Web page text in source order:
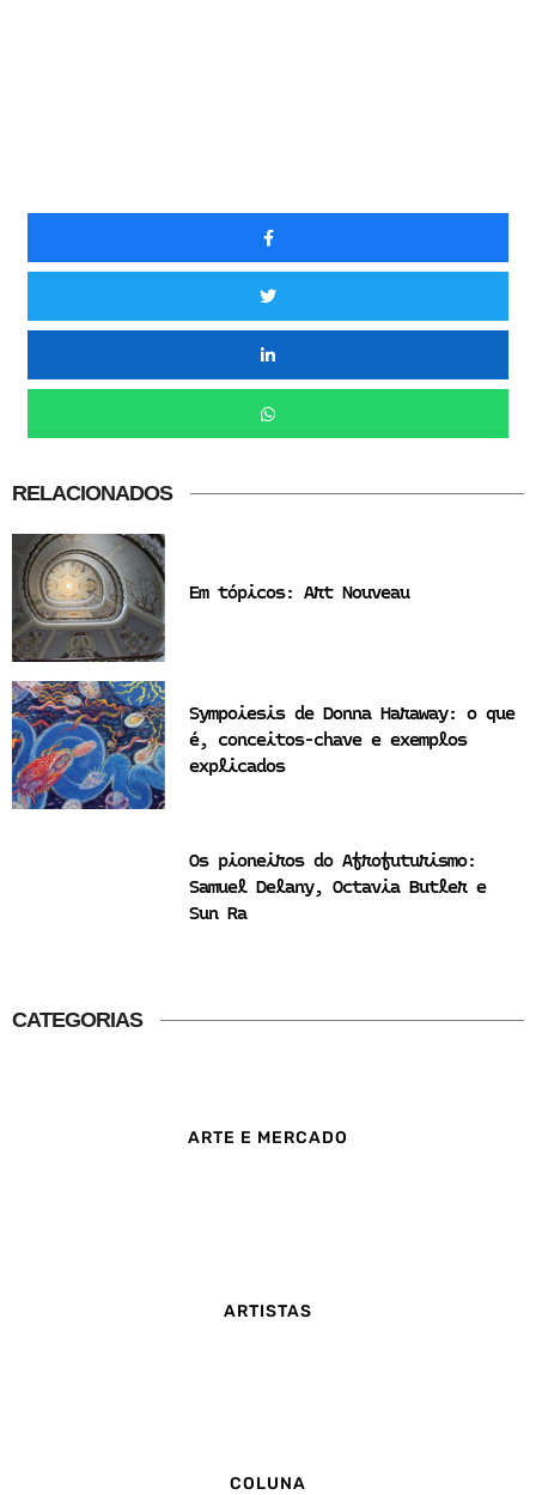
RELACIONADOS
Em tópicos: Art Nouveau
Sympoiesis de Donna Haraway: o que
é, conceitos-chave e exemplos
explicados
Os pioneiros do Afrofuturismo:
Samuel Delany, Octavia Butler e
Sun Ra
CATEGORIAS
ARTE E MERCADO
ARTISTAS
COLUNA